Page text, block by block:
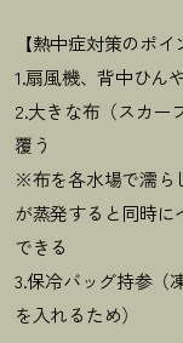
【熱中症対策のポイ
1.扇風機、背中ひん
2.大きな布（スカー
覆う
※布を各水場で濡ら
が蒸発すると同時
できる
3.保冷バッグ持参（
を入れるため）